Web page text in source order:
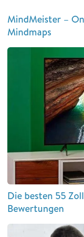
MindMeister –
Mindmaps
Die besten 55
Bewertungen